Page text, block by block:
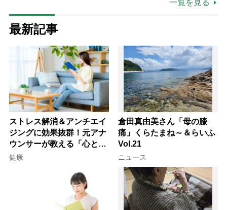
一覧を見る
最新記事
ストレス解消＆アンチエイ
ジングに効果抜群！元アナ
ウンサーが教える「心と体
を元気にする音読の習慣」
健康
倉田真由美さん「母の膝
痛」くらたまね～＆らいふ
Vol.21
ニュース